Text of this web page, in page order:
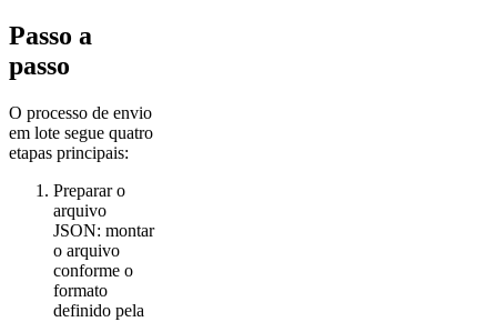
Passo a
passo
O processo de envio
em lote segue quatro
etapas principais:
Preparar o
arquivo
JSON: montar
o arquivo
conforme o
formato
definido pela